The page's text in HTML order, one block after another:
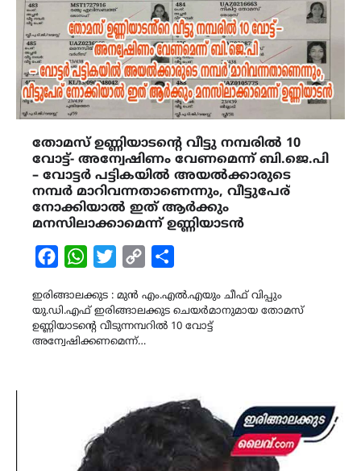
തോമസ് ഉണ്ണിയാടൻ്റെ വീട്ടു നമ്പരിൽ 10
വോട്ട്- അന്വേഷിണം വേണമെന്ന് ബി.ജെ.പി
– വോട്ടർ പട്ടികയിൽ അയൽക്കാരുടെ
നമ്പർ മാറിവന്നതാണെന്നും, വീട്ടുപേര്
നോക്കിയാൽ ഇത് ആർക്കും
മനസിലാക്കാമെന്ന് ഉണ്ണിയാടൻ
FacebookWhatsAppTwitterCopy
ഇരിങ്ങാലക്കുട : മുൻ എം.എൽ.എയും ചീഫ് വിപ്പും
യു.ഡി.എഫ് ഇരിങ്ങാലക്കുട ചെയർമാനുമായ തോമസ്
ഉണ്ണിയാടൻ്റെ വീടുന്നമ്പറിൽ 10 വോട്ട്
അന്വേഷിക്കണമെന്ന്…